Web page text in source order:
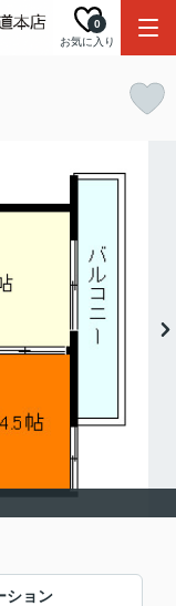
お気に入り
0
ション